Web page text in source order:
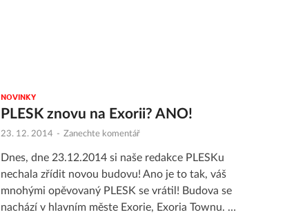
NOVINKY
PLESK znovu na Exorii? ANO!
23. 12. 2014 - Zanechte komentář
Dnes, dne 23.12.2014 si naše redakce PLESKu
nechala zřídit novou budovu! Ano je to tak, váš
mnohými opěvovaný PLESK se vrátil! Budova se
nachází v hlavním měste Exorie, Exoria Townu. …